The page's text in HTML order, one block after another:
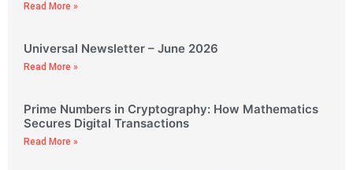
Read More »
Universal Newsletter – June 2026
Read More »
Prime Numbers in Cryptography: How Mathematics
Secures Digital Transactions
Read More »